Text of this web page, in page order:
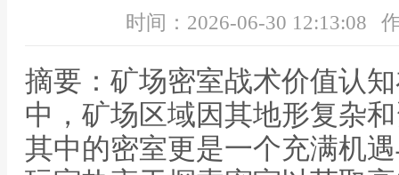
时间：2026-06-30 12:13:08
摘要：矿场密室战术价值认
中，矿场区域因其地形复杂
其中的密室更是一个充满机